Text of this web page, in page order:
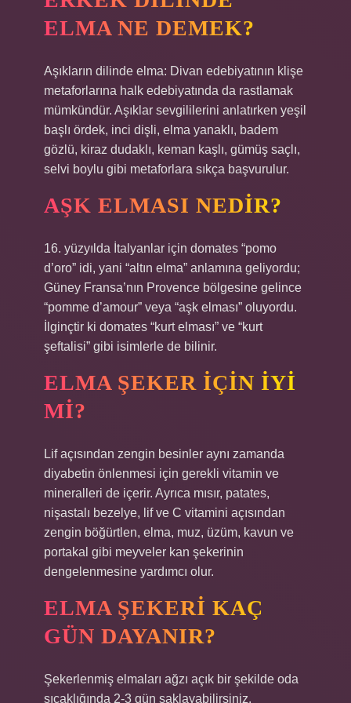
ELMA NE DEMEK?
Aşıkların dilinde elma: Divan edebiyatının klişe
metaforlarına halk edebiyatında da rastlamak
mümkündür. Aşıklar sevgililerini anlatırken yeşil
başlı ördek, inci dişli, elma yanaklı, badem
gözlü, kiraz dudaklı, keman kaşlı, gümüş saçlı,
selvi boylu gibi metaforlara sıkça başvurulur.
AŞK ELMASI NEDIR?
16. yüzyılda İtalyanlar için domates “pomo
d’oro” idi, yani “altın elma” anlamına geliyordu;
Güney Fransa’nın Provence bölgesine gelince
“pomme d’amour” veya “aşk elması” oluyordu.
İlginçtir ki domates “kurt elması” ve “kurt
şeftalisi” gibi isimlerle de bilinir.
ELMA ŞEKER IÇIN IYI
MI?
Lif açısından zengin besinler aynı zamanda
diyabetin önlenmesi için gerekli vitamin ve
mineralleri de içerir. Ayrıca mısır, patates,
nişastalı bezelye, lif ve C vitamini açısından
zengin böğürtlen, elma, muz, üzüm, kavun ve
portakal gibi meyveler kan şekerinin
dengelenmesine yardımcı olur.
ELMA ŞEKERI KAÇ
GÜN DAYANIR?
Şekerlenmiş elmaları ağzı açık bir şekilde oda
sıcaklığında 2-3 gün saklayabilirsiniz.